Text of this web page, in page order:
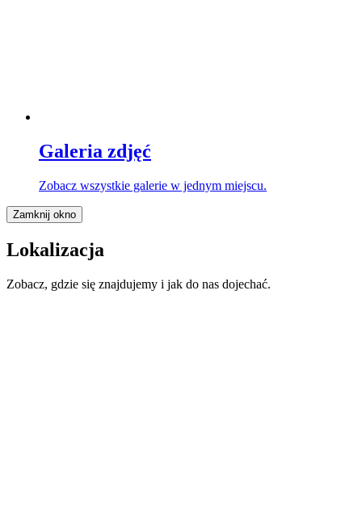
Galeria zdjęć
Zobacz wszystkie galerie w jednym miejscu.
Zamknij okno
Lokalizacja
Zobacz, gdzie się znajdujemy i jak do nas dojechać.